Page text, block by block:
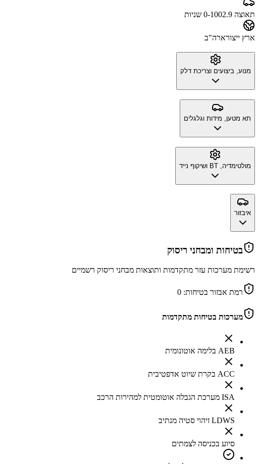
תאוצה 0-100 2.9 שניות
ארץ ייצורארה"ב
מנוע, ביצועים וצריכת דלק
תא מטען, מידות וגלגלים
מולטימדיה, BT ושיקוף נייד
איבזור
בטיחות ומבחני ריסוק
רשימת מערכות עזר מתקדמות ותוצאות מבחני ריסוק רשמיים
רמת אבזור בטיחות: 0
מערכות בטיחות מתקדמות
AEB בלימה אוטונומית
ACC בקרת שיוט אדפטיבית
ISA מערכת הגבלה אוטומטית למהירות הרכב
LDWS זיהוי סטיה מנתיב
סיוע בכניסה לצמתים